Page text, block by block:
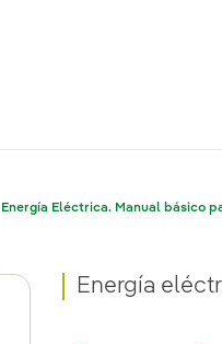
Energía Eléctrica. Manual básico
Energía